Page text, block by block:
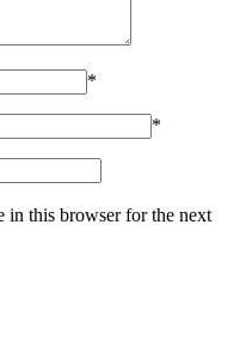
*
*
in this browser for the next